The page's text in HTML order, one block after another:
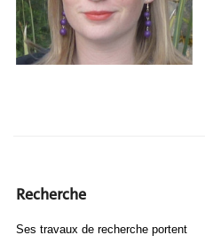
Recherche
Ses travaux de recherche portent